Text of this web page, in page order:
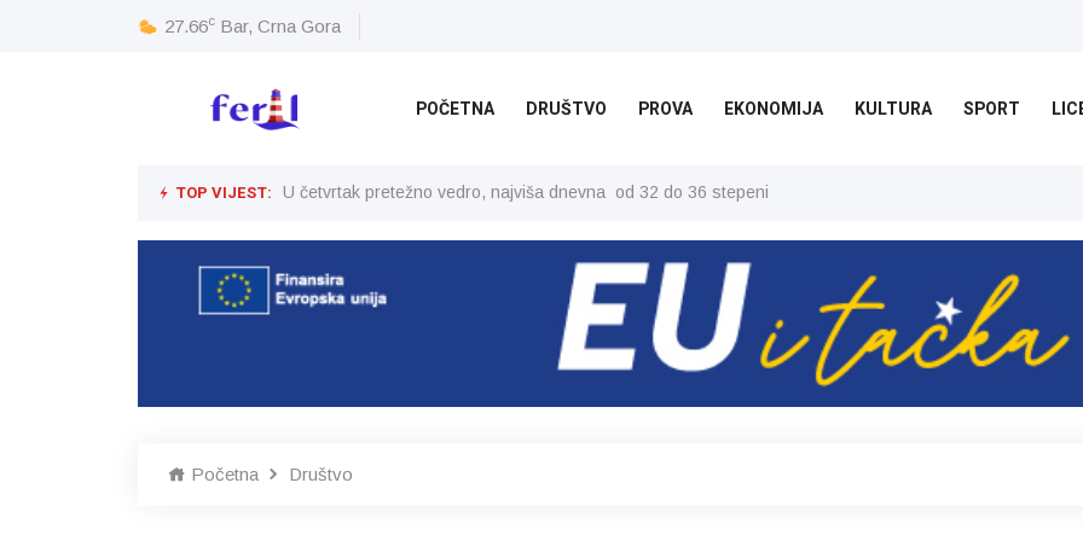
27.66c Bar, Crna Gora
POČETNA DRUŠTVO PROVA EKONOMIJA KULTURA SPORT
TOP VIJEST: U četvrtak pretežno vedro, najviša dnevna od 32 do 36 stepeni
Početna Društvo